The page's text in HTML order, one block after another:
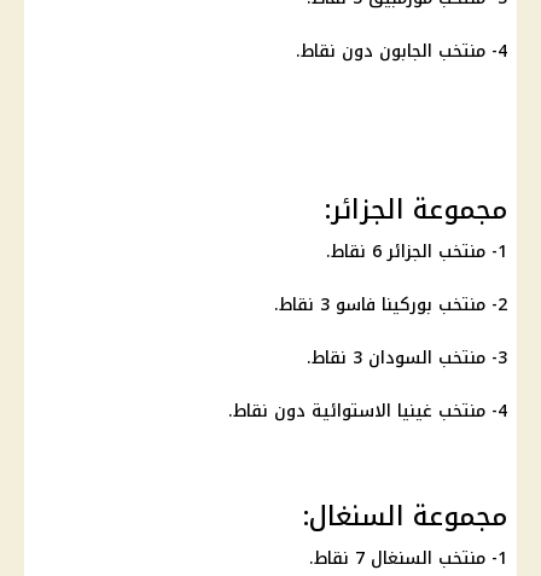
4- منتخب الجابون دون نقاط.
مجموعة الجزائر:
1- منتخب الجزائر 6 نقاط.
2- منتخب بوركينا فاسو 3 نقاط.
3- منتخب
السودان
4- منتخب
غينيا الاستوائية دون نقاط.
مجموعة السنغال:
1- منتخب السنغال